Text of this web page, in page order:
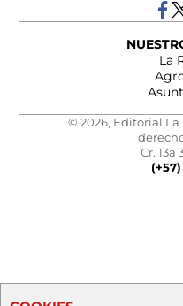
La
© 2026, Editorial La
Cr. 13a